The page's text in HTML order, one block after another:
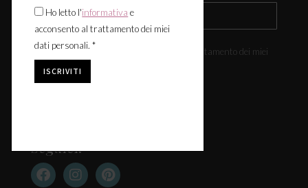
Ho letto l'informativa
e acconsento al trattamento dei miei
dati personali. *
Seguici:
Ho letto l'informativa e
acconsento al trattamento dei miei
dati personali. *